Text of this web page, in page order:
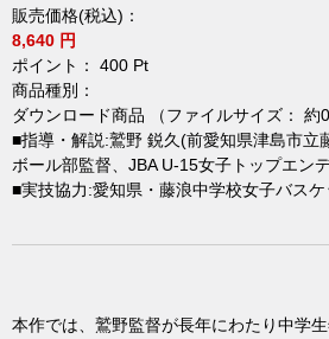
販売価格(税込)：
8,640 円
ポイント： 400 Pt
商品種別：
ダウンロード商品 （ファイルサイズ： 約
■指導・解説:鷲野 鋭久(前愛知県津島市立
ボール部監督、JBA U-15女子トップエン
■実技協力:愛知県・藤浪中学校女子バス
本作では、鷲野監督が長年にわたり中学